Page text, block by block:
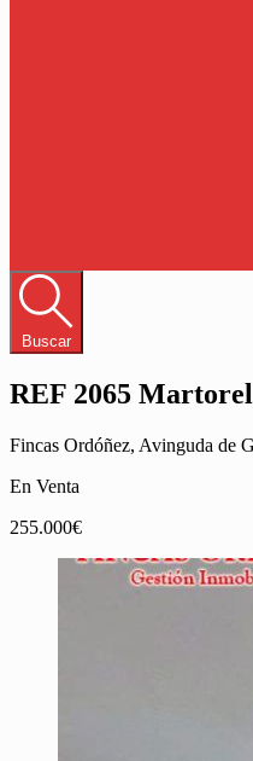
Buscar
REF 2065
Fincas Ordóñez, Avinguda de
En Venta
255.000€